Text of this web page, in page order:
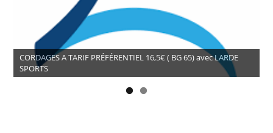
CORDAGES A TARIF PRÉFÉRENTIEL 16,5€ ( BG 65) avec LARDE
SPORTS